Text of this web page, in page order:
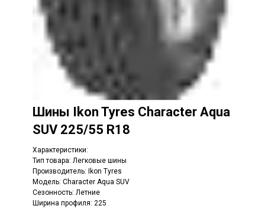
Шины Ikon Tyres Character Aqua
SUV 225/55 R18
Характеристики:
Тип товара: Легковые шины
Производитель:
Ikon Tyres
Модель: Character Aqua SUV
Сезонность: Летние
Ширина профиля: 225